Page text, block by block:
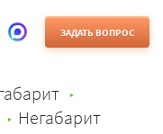
ЗАДАТЬ ВОПРОС
Негабарит